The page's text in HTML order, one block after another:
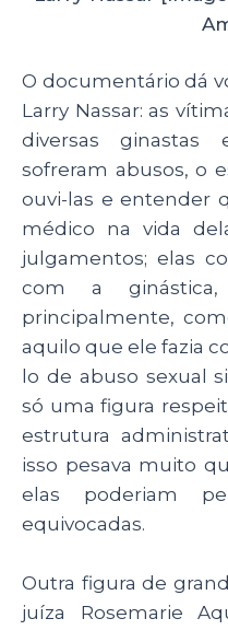
O documentário dá
Larry Nassar: as
diversas
sofreram abusos, o
ouvi-las e entender
médico na vida
julgamentos; elas
com a
principalmente,
aquilo que ele fazia
lo de abuso sexual
só uma figura
estrutura
isso pesava muito
elas poderiam
equivocadas.
Outra figura de
juíza Rosemarie